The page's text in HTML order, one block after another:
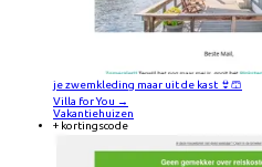
je zwemkleding maar uit de kast 👙🩳
Villa for You →
Vakantiehuizen
+ kortingscode